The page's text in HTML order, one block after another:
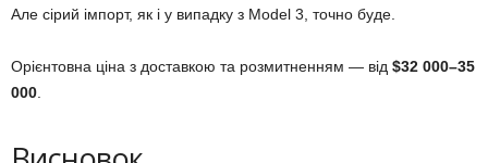
Але сірий імпорт, як і у випадку з Model 3, точно буде.
Орієнтовна ціна з доставкою та розмитненням — від $32 000–35
000.